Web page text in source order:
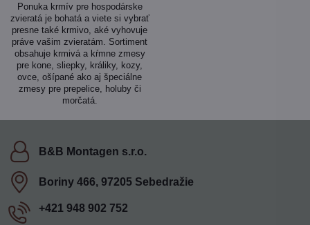
Ponuka krmív pre hospodárske
zvieratá je bohatá a viete si vybrať
presne také krmivo, aké vyhovuje
práve vašim zvieratám. Sortiment
obsahuje krmivá a kŕmne zmesy
pre kone, sliepky, králiky, kozy,
ovce, ošípané ako aj špeciálne
zmesy pre prepelice, holuby či
morčatá.
B&B Montagen s​.r​.o​.
Boriny 466, 97205 Sebedražie
+421 948 902 752